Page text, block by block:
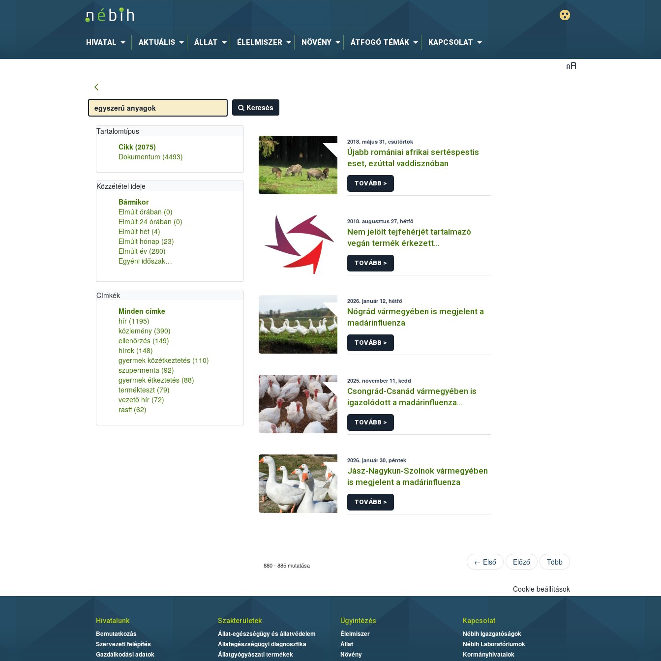
HIVATAL AKTUÁLIS ÁLLAT ÉLELMISZER NÖVÉNY ÁTFOGÓ TÉMÁK KAPCSOLAT
Keresés
Tartalomtípus
Cikk (2075)
Dokumentum (4493)
Közzététel ideje
Bármikor
Elmúlt órában (0)
Elmúlt 24 órában (0)
Elmúlt hét (4)
Elmúlt hónap (23)
Elmúlt év (280)
Egyéni időszak…
Címkék
Minden címke
hír (1195)
közlemény (390)
ellenőrzés (149)
hírek (148)
gyermek közétkeztetés (110)
szupermenta (92)
gyermek étkeztetés (88)
termékteszt (79)
vezető hír (72)
rasff (62)
2018. május 31, csütörtök
Újabb romániai afrikai sertéspestis
eset, ezúttal vaddisznóban
TOVÁBB >
2018. augusztus 27, hétfő
Nem jelölt tejfehérjét tartalmazó
vegán termék érkezett
Magyarországra
TOVÁBB >
2026. január 12, hétfő
Nógrád vármegyében is megjelent a
madárinfluenza
TOVÁBB >
2025. november 11, kedd
Csongrád-Csanád vármegyében is
igazolódott a madárinfluenza
jelenléte
TOVÁBB >
2026. január 30, péntek
Jász-Nagykun-Szolnok vármegyében
is megjelent a madárinfluenza
TOVÁBB >
880 - 885 mutatása ← Első Előző Több
Cookie beállítások
Hivatalunk
Bemutatkozás
Szervezeti felépítés
Gazdálkodási adatok
Szakterületek
Állat-egészségügy és állatvédelem
Állategészségügyi diagnosztika
Állatgyógyászati termékek
Ügyintézés
Élelmiszer
Állat
Növény
Kapcsolat
Nébih Igazgatóságok
Nébih Laboratóriumok
Kormányhivatalok